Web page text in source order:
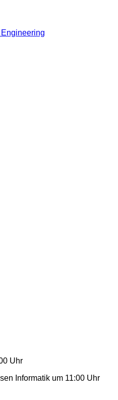
Uhr
Informatik um 11:00 Uhr